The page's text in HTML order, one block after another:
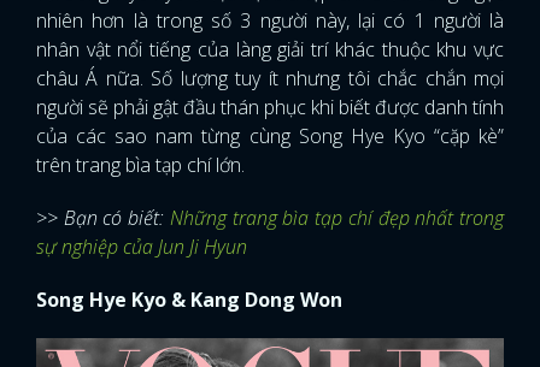
nhiên hơn là trong số 3 người này, lại có 1 người là
nhân vật nổi tiếng của làng giải trí khác thuộc khu vực
châu Á nữa. Số lượng tuy ít nhưng tôi chắc chắn mọi
người sẽ phải gật đầu thán phục khi biết được danh tính
của các sao nam từng cùng Song Hye Kyo “cặp kè”
trên trang bìa tạp chí lớn.
>> Bạn có biết: Những trang bìa tạp chí đẹp nhất trong
sự nghiệp của Jun Ji Hyun
Song Hye Kyo & Kang Dong Won